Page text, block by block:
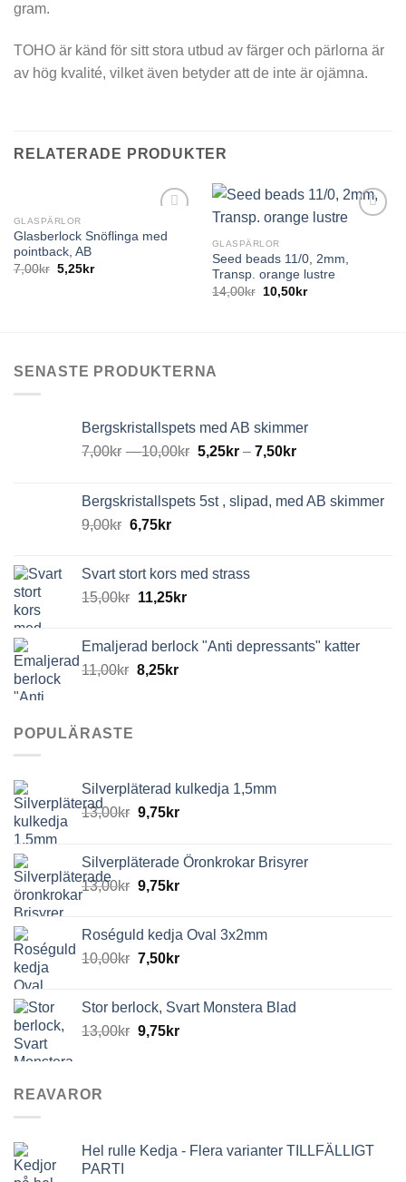
gram.
TOHO är känd för sitt stora utbud av färger och pärlorna är
av hög kvalité, vilket även betyder att de inte är ojämna.
RELATERADE PRODUKTER
GLASPÄRLOR
Glasberlock Snöflinga med
pointback, AB
7,00kr 5,25kr
GLASPÄRLOR
Seed beads 11/0, 2mm,
Transp. orange lustre
14,00kr 10,50kr
SENASTE PRODUKTERNA
Bergskristallspets med AB skimmer
7,00kr –10,00kr 5,25kr– 7,50kr
Bergskristallspets 5st , slipad, med AB skimmer
9,00kr 6,75kr
Svart stort kors med strass
15,00kr 11,25kr
Emaljerad berlock "Anti depressants" katter
11,00kr 8,25kr
POPULÄRASTE
Silverpläterad kulkedja 1,5mm
13,00kr 9,75kr
Silverpläterade Öronkrokar Brisyrer
13,00kr 9,75kr
Roséguld kedja Oval 3x2mm
10,00kr 7,50kr
Stor berlock, Svart Monstera Blad
13,00kr 9,75kr
REAVAROR
Hel rulle Kedja - Flera varianter TILLFÄLLIGT
PARTI